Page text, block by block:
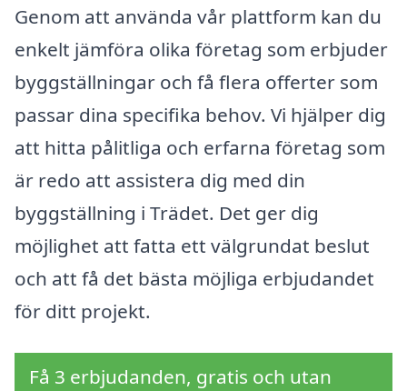
Genom att använda vår plattform kan du
enkelt jämföra olika företag som erbjuder
byggställningar och få flera offerter som
passar dina specifika behov. Vi hjälper dig
att hitta pålitliga och erfarna företag som
är redo att assistera dig med din
byggställning i Trädet. Det ger dig
möjlighet att fatta ett välgrundat beslut
och att få det bästa möjliga erbjudandet
för ditt projekt.
Få 3 erbjudanden, gratis och utan